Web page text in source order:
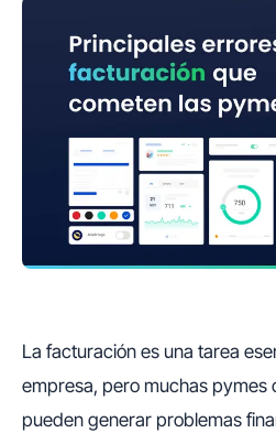
La facturación es una tarea
empresa, pero muchas pymes
pueden generar problemas